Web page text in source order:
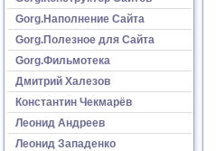
Gorg.Наполнение Сайта
Gorg.Полезное для Сайта
Gorg.Фильмотека
Дмитрий Халезов
Константин Чекмарёв
Леонид Андреев
Леонид Западенко